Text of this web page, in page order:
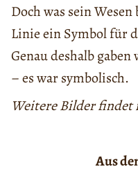
Doch was sein
Linie ein Symbol für
Genau deshalb
– es war symbolisch.
Weitere Bilder
Aus